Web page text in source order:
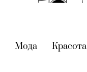
(current)
Мода(current)
Красота